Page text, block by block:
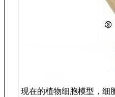
现在的植物细胞模型，细